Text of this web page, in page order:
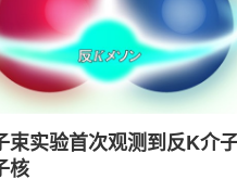
宙学等多个理论物理前沿方向，同
及超越标准模型物理、分子物理、
学与量子信息、生物材料和生物
等交叉研究领域。广泛的议程...
束实验首次观测到反K介
核